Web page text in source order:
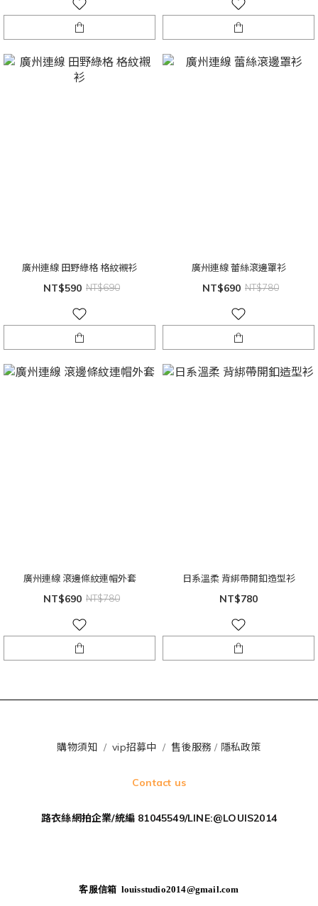
廣州連線 田野綠格 格紋襯衫
NT$590 NT$690
廣州連線 蕾絲滾邊罩衫
NT$690 NT$780
廣州連線 滾邊條紋連帽外套
NT$690 NT$780
日系溫柔 背綁帶開釦造型衫
NT$780
購物須知 /vip招募中 /售後服務 / 隱私政策
Contact us
路衣絲網拍企業/統編 81045549/LINE:@LOUIS2014
客服信箱 louisstudio2014@gmail.com